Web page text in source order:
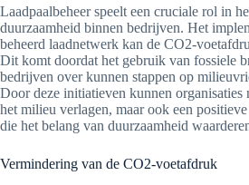
Laadpaalbeheer speelt een cruciale rol in
duurzaamheid binnen bedrijven. Het
beheerd laadnetwerk kan de CO2-
Dit komt doordat het gebruik van fossiele
bedrijven over kunnen stappen op
Door deze initiatieven kunnen organisaties
het milieu verlagen, maar ook een
die het belang van duurzaamheid
Vermindering van de CO2-voetafdruk